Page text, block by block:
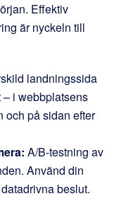
Effektiv
är nyckeln till
landningssida
i webbplatsens
och på sidan efter
A/B-testning av
Använd din
beslut.